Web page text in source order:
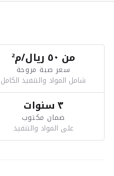
من ٥٠ ريال/م²
سعر صبة مروحة
شامل المواد والتنفيذ الكامل
٣ سنوات
ضمان مكتوب
على المواد والتنفيذ